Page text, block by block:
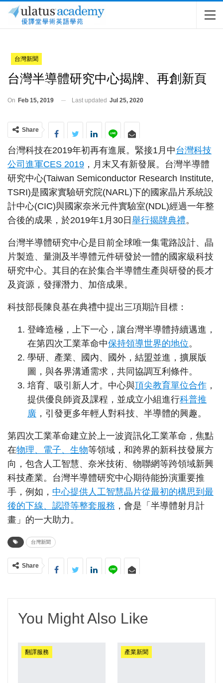
台灣新聞
台灣半導體研究中心揭牌、再創新頁
On Feb 15, 2019 Last updated Jul 25, 2020
Share
台灣科技在2019年初再有進展。緊接1月中台灣科技
公司進軍CES 2019 ，月末又有新發展。台灣半導體
研究中心(Taiwan Semiconductor Research Institute,
TSRI)是國家實驗研究院(NARL)下的國家晶片系統設
計中心(CIC)與國家奈米元件實驗室(NDL)經過一年整
合後的成果，於2019年1月30日 舉行揭牌典禮。
台灣半導體研究中心是目前全球唯一集電路設計、晶
片製造、量測及半導體元件研發於一體的國家級科技
研究中心。其目的在於集合半導體生產與研發的長才
及資源，發揮潛力、加倍成果。
科技部長陳良基在典禮中提出三項期許目標：
登峰造極，上下一心，讓台灣半導體持續邁進，
在第四次工業革命中保持領導世界的地位。
學研、產業、國內、國外，結盟並進，擴展版
圖，與各界溝通需求，共同協調互利條件。
培育、吸引新人才。中心與頂尖教育單位合作 ，
提供優良師資及課程，並成立小組進行科普推
廣 ，引發更多年輕人對科技、半導體的興趣。
第四次工業革命建立於上一波資訊化工業革命，焦點
在物理、電子、生物等領域，和跨界的新科技發展方
向，包含人工智慧、奈米技術、物聯網等跨領域新興
科技產業。台灣半導體研究中心期待能扮演重要推
手，例如， 中心提供人工智慧晶片從最初的構思到最
後的下線、認證等整套服務 ，會是「半導體射月計
畫」的一大助力。
台灣新聞
Share
You Might Also Like
翻譯服務 產業新聞